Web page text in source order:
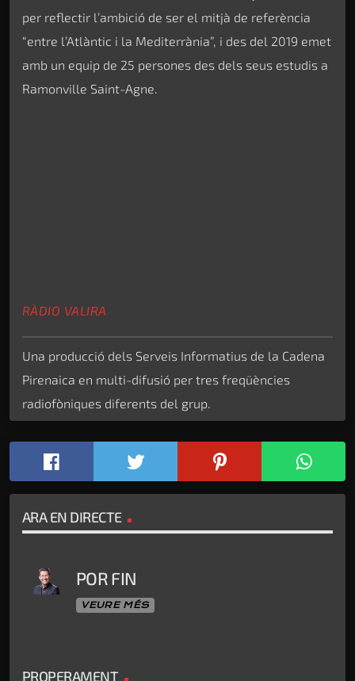
per reflectir l’ambició de ser el mitjà de referència
“entre l’Atlàntic i la Mediterrània”, i des del 2019 emet
amb un equip de 25 persones des dels seus estudis a
Ramonville Saint-Agne.
RÀDIO VALIRA
Una producció dels Serveis Informatius de la Cadena
Pirenaica en multi-difusió per tres freqüències
radiofòniques diferents del grup.
ARA EN DIRECTE
POR FIN
VEURE MÉS
PROPERAMENT